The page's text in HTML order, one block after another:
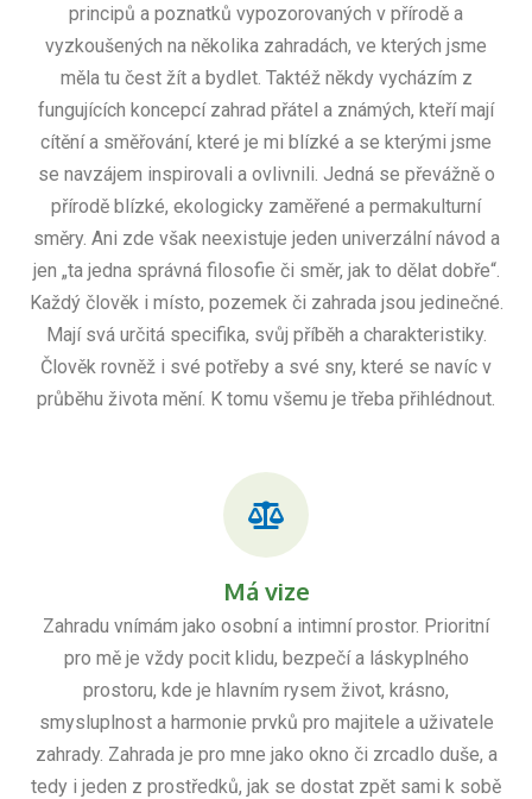
principů a poznatků vypozorovaných v přírodě a
vyzkoušených na několika zahradách, ve kterých jsme
měla tu čest žít a bydlet. Taktéž někdy vycházím z
fungujících koncepcí zahrad přátel a známých, kteří mají
cítění a směřování, které je mi blízké a se kterými jsme
se navzájem inspirovali a ovlivnili. Jedná se převážně o
přírodě blízké, ekologicky zaměřené a permakulturní
směry. Ani zde však neexistuje jeden univerzální návod a
jen „ta jedna správná filosofie či směr, jak to dělat dobře“.
Každý člověk i místo, pozemek či zahrada jsou jedinečné.
Mají svá určitá specifika, svůj příběh a charakteristiky.
Člověk rovněž i své potřeby a své sny, které se navíc v
průběhu života mění. K tomu všemu je třeba přihlédnout.
Má vize
Zahradu vnímám jako osobní a intimní prostor. Prioritní
pro mě je vždy pocit klidu, bezpečí a láskyplného
prostoru, kde je hlavním rysem život, krásno,
smysluplnost a harmonie prvků pro majitele a uživatele
zahrady. Zahrada je pro mne jako okno či zrcadlo duše, a
tedy i jeden z prostředků, jak se dostat zpět sami k sobě